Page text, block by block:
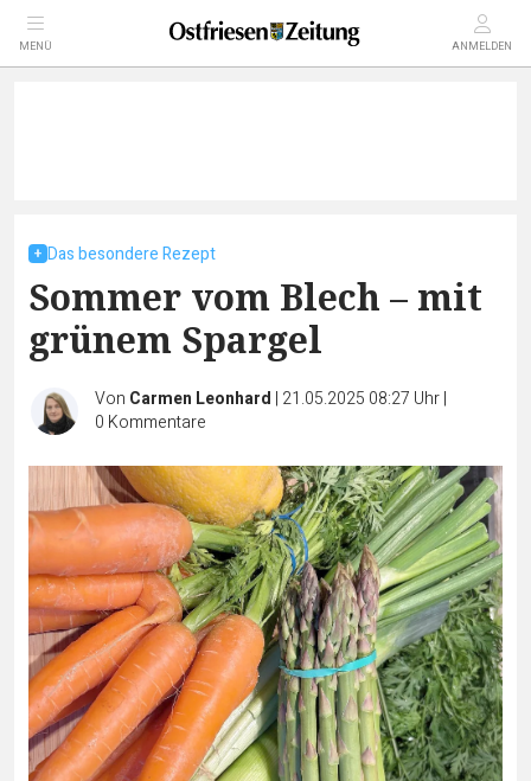
MENÜ ANMELDEN
Das besondere Rezept
Sommer vom Blech – mit
grünem Spargel
Von Carmen Leonhard | 21.05.2025 08:27 Uhr|
0 Kommentare